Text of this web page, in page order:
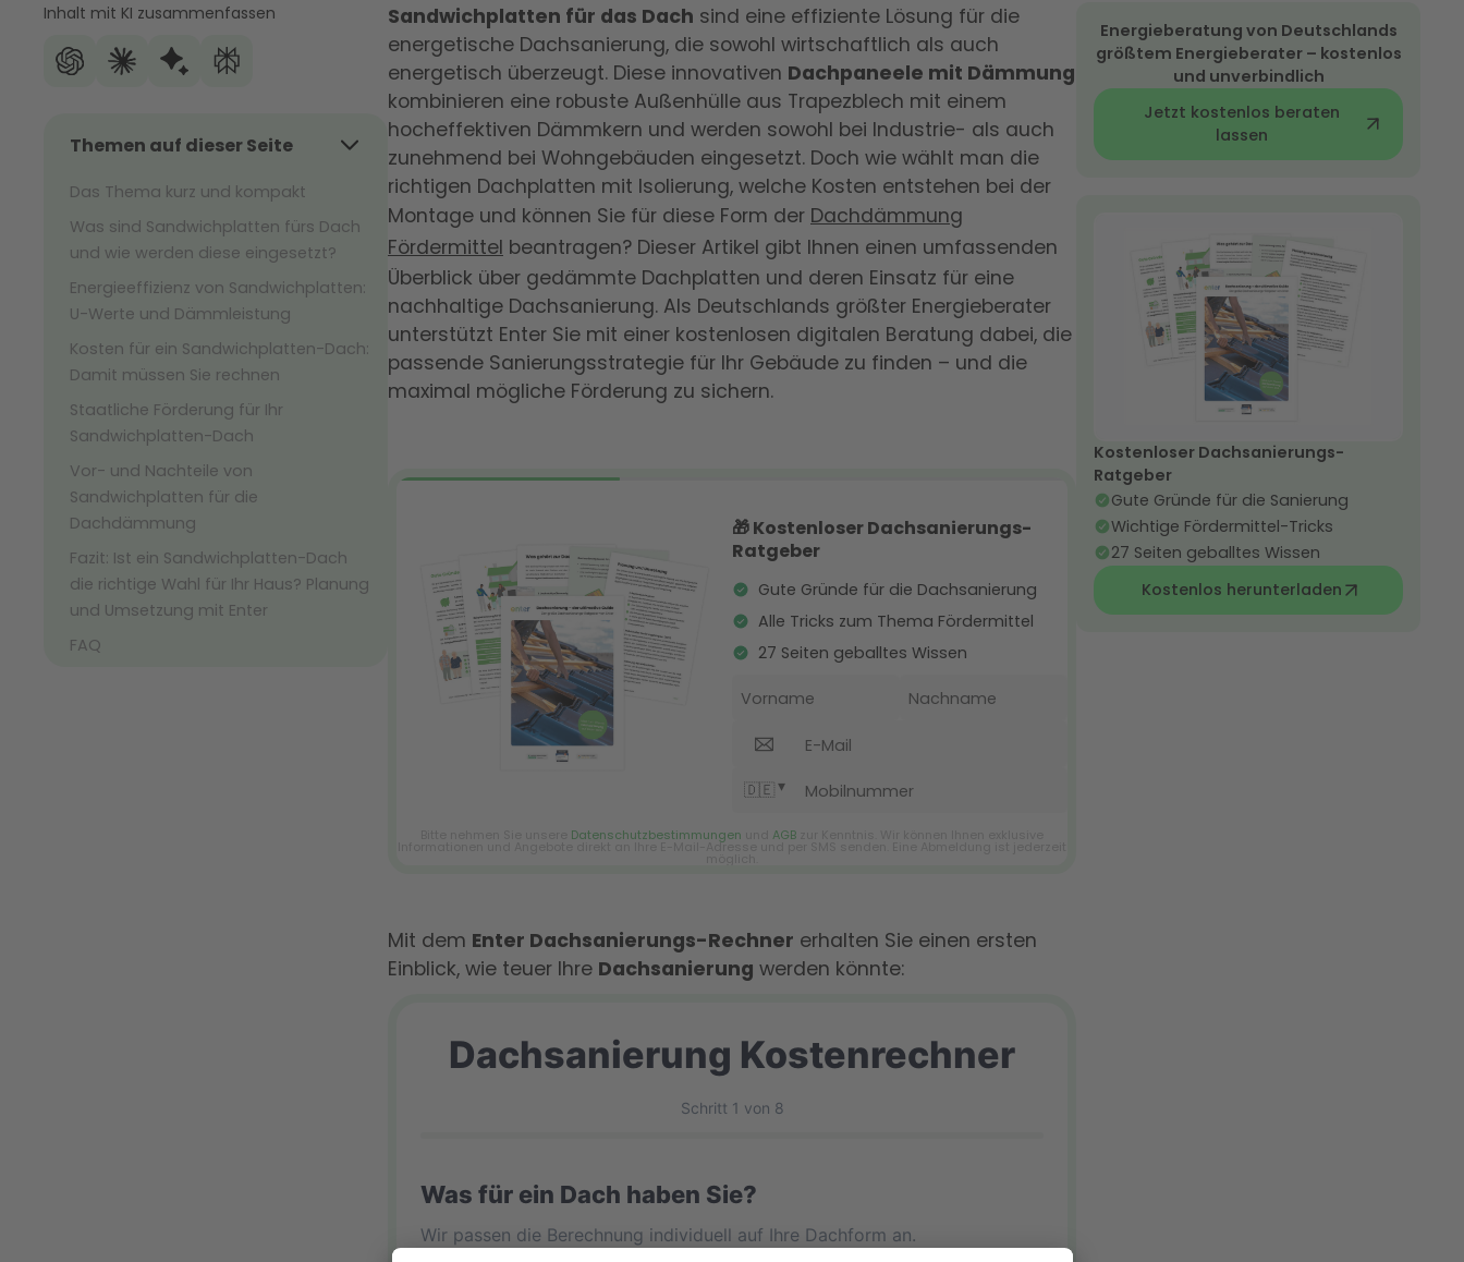
Inhalt mit KI zusammenfassen
Themen auf dieser Seite
Das Thema kurz und kompakt
Was sind Sandwichplatten fürs Dach
und wie werden diese eingesetzt?
Energieeffizienz von Sandwichplatten:
U-Werte und Dämmleistung
Kosten für ein Sandwichplatten-Dach:
Damit müssen Sie rechnen
Staatliche Förderung für Ihr
Sandwichplatten-Dach
Vor- und Nachteile von
Sandwichplatten für die
Dachdämmung
Fazit: Ist ein Sandwichplatten-Dach
die richtige Wahl für Ihr Haus? Planung
und Umsetzung mit Enter
FAQ
Sandwichplatten für das Dach sind eine effiziente Lösung für die
energetische Dachsanierung, die sowohl wirtschaftlich als auch
energetisch überzeugt. Diese innovativen Dachpaneele mit Dämmung
kombinieren eine robuste Außenhülle aus Trapezblech mit einem
hocheffektiven Dämmkern und werden sowohl bei Industrie- als auch
zunehmend bei Wohngebäuden eingesetzt. Doch wie wählt man die
richtigen Dachplatten mit Isolierung, welche Kosten entstehen bei der
Montage und können Sie für diese Form der Dachdämmung
Fördermittel beantragen? Dieser Artikel gibt Ihnen einen umfassenden
Überblick über gedämmte Dachplatten und deren Einsatz für eine
nachhaltige Dachsanierung. Als Deutschlands größter Energieberater
unterstützt Enter Sie mit einer kostenlosen digitalen Beratung dabei, die
passende Sanierungsstrategie für Ihr Gebäude zu finden – und die
maximal mögliche Förderung zu sichern.
Mit dem Enter Dachsanierungs-Rechner erhalten Sie einen ersten
Einblick, wie teuer Ihre Dachsanierung werden könnte:
Dachsanierung Kostenrechner
Schritt 1 von 8
Was für ein Dach haben Sie?
Wir passen die Berechnung individuell auf Ihre Dachform an.
Energieberatung von Deutschlands
größtem Energieberater – kostenlos
und unverbindlich
Jetzt kostenlos beraten
lassen
Kostenloser Dachsanierungs-
Ratgeber
Gute Gründe für die Sanierung
Wichtige Fördermittel-Tricks
27 Seiten geballtes Wissen
Kostenlos herunterladen